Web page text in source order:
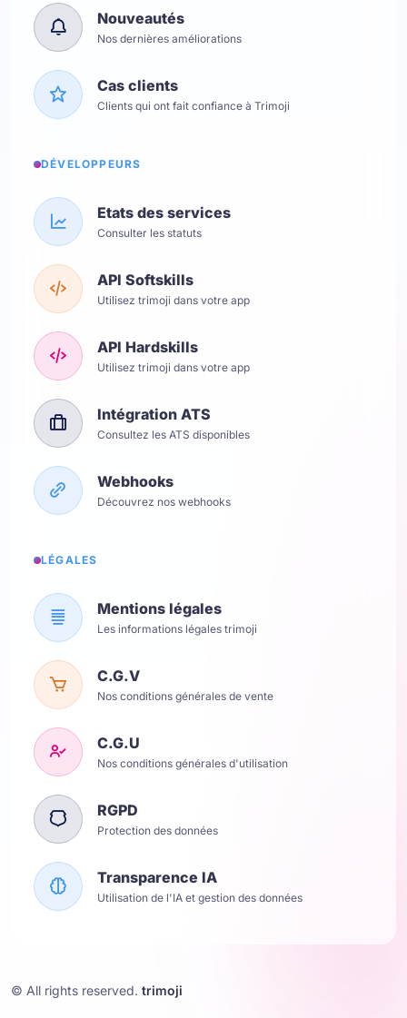
Nouveautés
Nos dernières améliorations
Cas clients
Clients qui ont fait confiance à Trimoji
DÉVELOPPEURS
Etats des services
Consulter les statuts
API Softskills
Utilisez trimoji dans votre app
API Hardskills
Utilisez trimoji dans votre app
Intégration ATS
Consultez les ATS disponibles
Webhooks
Découvrez nos webhooks
LÉGALES
Mentions légales
Les informations légales trimoji
C.G.V
Nos conditions générales de vente
C.G.U
Nos conditions générales d'utilisation
RGPD
Protection des données
Transparence IA
Utilisation de l'IA et gestion des données
© All rights reserved. trimoji